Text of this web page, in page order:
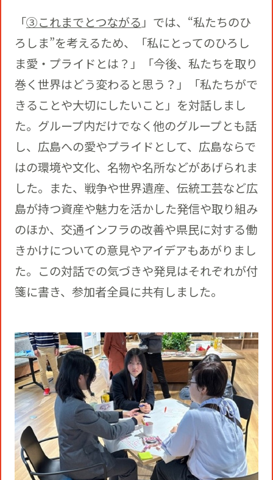
「③これまでとつながる」では、“私たちのひ
ろしま”を考えるため、「私にとってのひろし
ま愛・プライドとは？」「今後、私たちを取り
巻く世界はどう変わると思う？」「私たちがで
きることや大切にしたいこと」を対話しまし
た。グループ内だけでなく他のグループとも話
し、広島への愛やプライドとして、広島ならで
はの環境や文化、名物や名所などがあげられま
した。また、戦争や世界遺産、伝統工芸など広
島が持つ資産や魅力を活かした発信や取り組み
のほか、交通インフラの改善や県民に対する働
きかけについての意見やアイデアもあがりまし
た。この対話での気づきや発見はそれぞれが付
箋に書き、参加者全員に共有しました。